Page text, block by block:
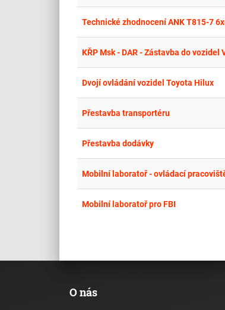
Technické zhodnocení ANK T815-7
KŘP Msk - DAR - Zástavba do vozidel
Dvojí ovládání vozidel Toyota Hilux
Přestavba transportéru
Přestavba dodávky
Mobilní laboratoř - ovládací
Mobilní laboratoř pro FBI
O nás